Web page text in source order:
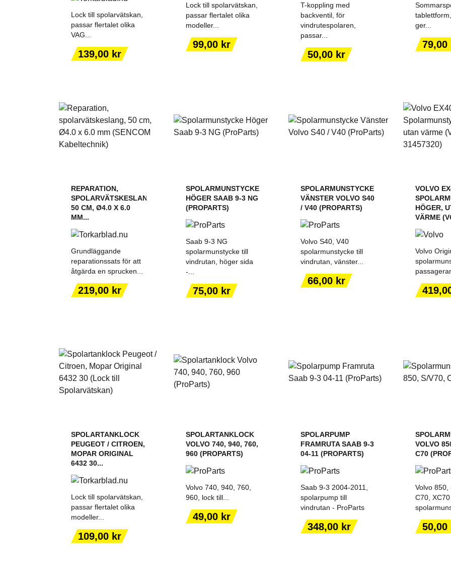
Lock till spolarvätskan,
passar flertalet olika
VAG...
Pris
139,00 kr
LÄGG TILL I
VARUKORGEN
Lock till spolarvätskan,
passar flertalet olika
modeller...
Pris
99,00 kr
LÄGG TILL I
VARUKORGEN
T-koppling med
backventil, för
vindrutespolaren,
passar...
Pris
50,00 kr
LÄGG TILL I
VARUKORGEN
ger...
Pris
79,00
REPARATION,
SPOLARVÄTSKESLANG,
50 CM, Ø4.0 X 6.0
MM...
Grundläggande
reparationssats för att
åtgärda en sprucken...
Pris
219,00 kr
LÄGG TILL I
VARUKORGEN
SPOLARMUNSTYCKE
HÖGER SAAB 9-3 NG
(PROPARTS)
Saab 9-3 NG
spolarmunstycke till
vindrutan, höger sida
-...
Pris
75,00 kr
LÄGG TILL I
VARUKORGEN
SPOLARMUNSTYCKE
VÄNSTER VOLVO S40
/ V40 (PROPARTS)
Volvo S40, V40
spolarmunstycke till
vindrutan, vänster...
Pris
66,00 kr
LÄGG TILL I
VOLVO
HÖGER,
VÄRME
Volvo
Pris
SPOLARTANKLOCK
PEUGEOT / CITROEN,
MOPAR ORIGINAL
6432 30...
Lock till spolarvätskan,
passar flertalet olika
modeller...
Pris
109,00 kr
LÄGG TILL I
VARUKORGEN
SPOLARTANKLOCK
VOLVO 740, 940, 760,
960 (PROPARTS)
Volvo 740, 940, 760,
960, lock till...
Pris
49,00 kr
LÄGG TILL I
SPOLARPUMP
FRAMRUTA SAAB 9-3
04-11 (PROPARTS)
Saab 9-3 2004-2011,
spolarpump till
vindrutan - ProParts
Pris
348,00 kr
LÄGG TILL I
VARUKORGEN
VOLVO
C70
Volvo 850,
C70, XC70
Pris
50,00